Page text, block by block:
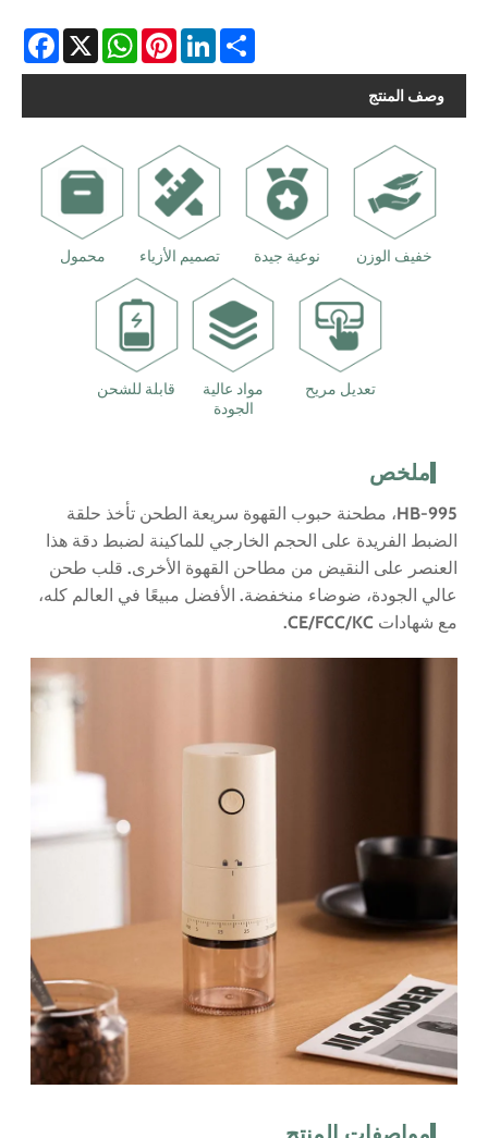
X
WhatsAppPinterestLinkedIn Share
وصف المنتج
خفيف الوزن نوعية جيدة تصميم الأزياء محمول
تعديل مريح
مواد عالية
الجودة
قابلة للشحن
ملخص
HB-995، مطحنة حبوب القهوة سريعة الطحن تأخذ حلقة
الضبط الفريدة على الحجم الخارجي للماكينة لضبط دقة هذا
العنصر على النقيض من مطاحن القهوة الأخرى. قلب طحن
عالي الجودة، ضوضاء منخفضة. الأفضل مبيعًا في العالم كله،
مع شهادات CE/FCC/KC.